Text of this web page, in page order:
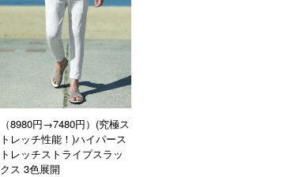
（8980円→7480円）(究極ス
トレッチ性能！)ハイパース
トレッチストライプスラッ
クス 3色展開